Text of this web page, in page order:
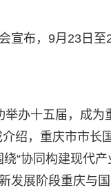
宣布，9月23日
办十五届，成
绍，重庆市市长
“协同构建现代
发展阶段重庆与